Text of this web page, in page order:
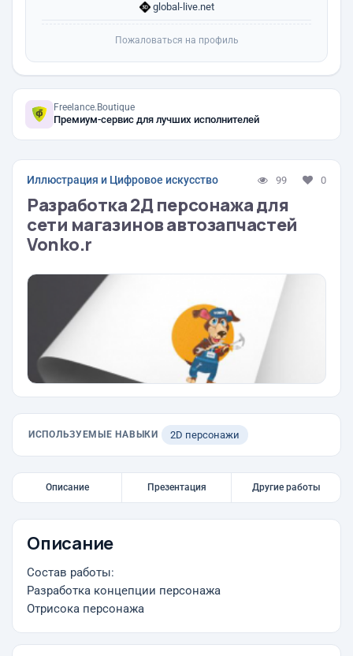
global-live.net
Пожаловаться на профиль
Freelance.Boutique
Премиум-сервис для лучших исполнителей
Иллюстрация и Цифровое искусство 99 0
Разработка 2Д персонажа для
сети магазинов автозапчастей
Vonko.r
ИСПОЛЬЗУЕМЫЕ НАВЫКИ 2D персонажи
Описание Презентация Другие работы
Описание
Состав работы:
Разработка концепции персонажа
Отрисока персонажа